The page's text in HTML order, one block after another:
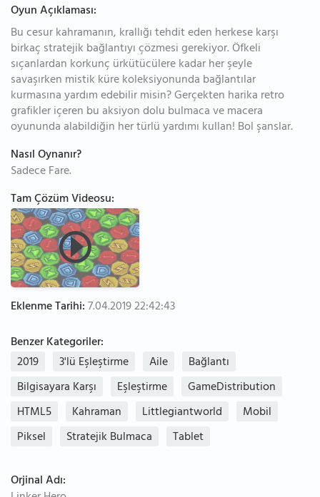
Oyun Açıklaması:
Bu cesur kahramanın, krallığı tehdit eden herkese karşı
birkaç stratejik bağlantıyı çözmesi gerekiyor. Öfkeli
sıçanlardan korkunç ürkütücülere kadar her şeyle
savaşırken mistik küre koleksiyonunda bağlantılar
kurmasına yardım edebilir misin? Gerçekten harika retro
grafikler içeren bu aksiyon dolu bulmaca ve macera
oyununda alabildiğin her türlü yardımı kullan! Bol şanslar.
Nasıl Oynanır?
Sadece Fare.
Tam Çözüm Videosu:
Eklenme Tarihi:7.04.2019 22:42:43
Benzer Kategoriler:
2019
3'lü Eşleştirme Aile
Bağlantı
Bilgisayara Karşı
Eşleştirme
GameDistribution
HTML5
Kahraman Littlegiantworld
Mobil
Piksel
Stratejik Bulmaca Tablet
Orjinal Adı: